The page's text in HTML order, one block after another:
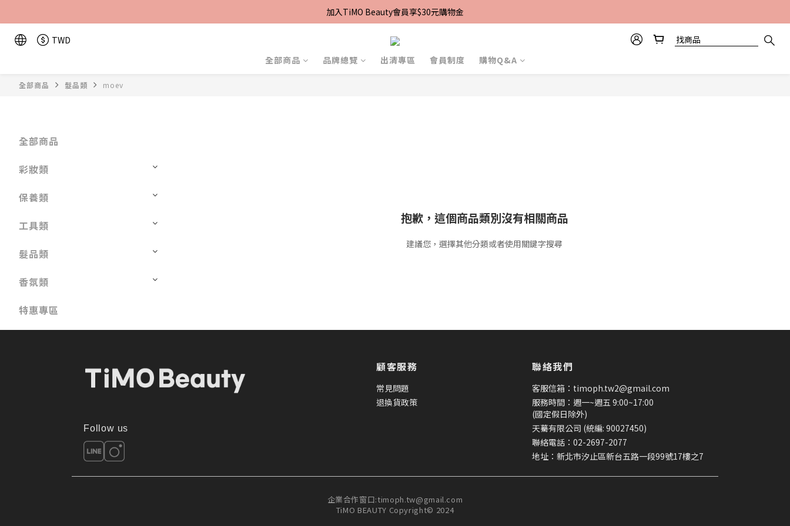
加入TiMO Beauty會員享$30元購物金
加入TiMO Beauty會員享$30元購物金
超商｜全館滿 $1499 享免運優惠
TWD
全部商品
品牌總覽 出清專區 會員制度 購物Q&A
全部商品 髮品類 moev
全部商品
彩妝類
保養類
工具類
髮品類
香氛類
特惠專區
抱歉，這個商品類別沒有相關商品
建議您，選擇其他分類或者使用關鍵字搜尋
Follow us
顧客服務
常見問題
退換貨政策
聯絡我們
客服信箱：timoph.tw2@gmail.com
服務時間：週一~週五 9:00~17:00
(國定假日除外)
天驀有限公司 (統編: 90027450)
聯絡電話：02-2697-2077
地址：新北市汐止區新台五路一段99號17樓之7
企業合作窗口:timoph.tw@gmail.com
TiMO BEAUTY Copyright© 2024